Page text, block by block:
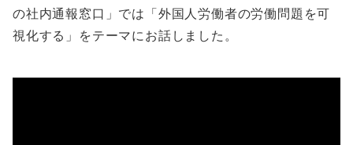
の社内通報窓口」では「外国人労働者の労働問題を可
視化する」をテーマにお話しました。